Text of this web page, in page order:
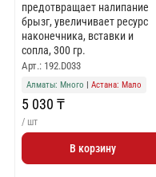
предотвращает налипание
брызг, увеличивает ресурс
наконечника, вставки и
сопла, 300 гр.
Арт.: 192.D033
Алматы: Много Астана: Мало
5 030 ₸
/ шт
В корзину